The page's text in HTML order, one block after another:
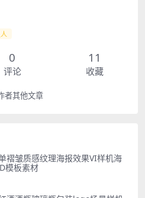
0
评论
11
收藏
者其他文章
褶皱质感纹理海报效果VI样机海
模板素材